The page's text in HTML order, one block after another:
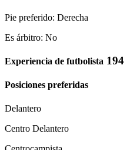
Pie preferido: Derecha
Es árbitro: No
Experiencia de futbolista 194
Posiciones preferidas
Delantero
Centro Delantero